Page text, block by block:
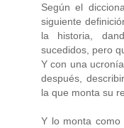
Según el
siguiente
la historia,
sucedidos, pero
Y con una
después,
la que monta su
Y lo monta como